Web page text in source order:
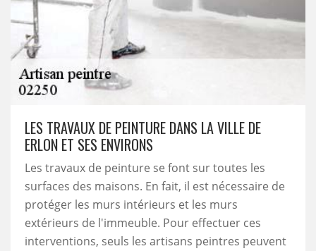
LES TRAVAUX DE PEINTURE DANS LA VILLE DE
ERLON ET SES ENVIRONS
Les travaux de peinture se font sur toutes les
surfaces des maisons. En fait, il est nécessaire de
protéger les murs intérieurs et les murs
extérieurs de l'immeuble. Pour effectuer ces
interventions, seuls les artisans peintres peuvent